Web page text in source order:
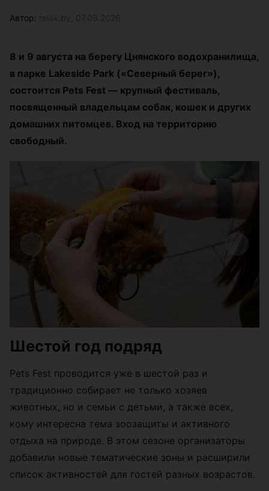
Автор:
8 и 9 августа на берегу Цнянского водохранилища,
в парке Lakeside Park («Северный берег»),
состоится Pets Fest — крупный фестиваль,
посвященный владельцам собак, кошек и других
домашних питомцев. Вход на территорию
свободный.
Шестой год подряд
Pets Fest проводится уже в шестой раз и
традиционно собирает не только хозяев
животных, но и семьи с детьми, а также всех,
кому интересна тема зоозащиты и активного
отдыха на природе. В этом сезоне организаторы
добавили новые тематические зоны и расширили
список активностей для гостей разных возрастов.